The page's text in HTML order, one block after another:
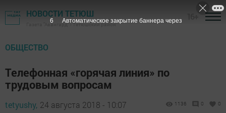
НОВОСТИ ТЕТЮШ
Газета "Авангард" - Тетюшский район
ОБЩЕСТВО
Телефонная «горячая линия» по
трудовым вопросам
tetyushy, 24 августа 2018 - 10:07 1136 0 0
6 Автоматическое закрытие баннера через